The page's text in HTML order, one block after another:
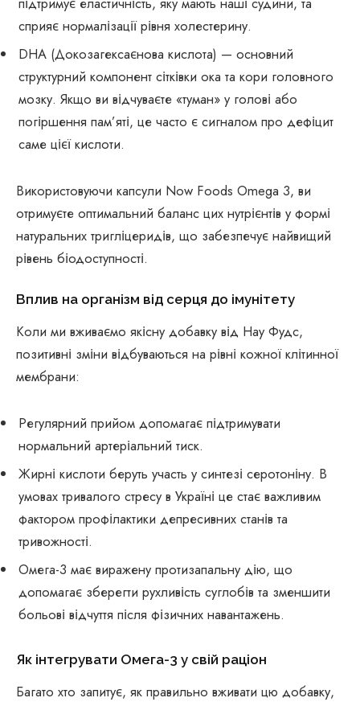
сприяє нормалізації рівня холестерину.
DHA (Докозагексаєнова кислота) — основний
структурний компонент сітківки ока та кори головного
мозку. Якщо ви відчуваєте «туман» у голові або
погіршення пам’яті, це часто є сигналом про дефіцит
саме цієї кислоти.
Використовуючи капсули Now Foods Omega 3, ви
отримуєте оптимальний баланс цих нутрієнтів у формі
натуральних тригліцеридів, що забезпечує найвищий
рівень біодоступності.
Вплив на організм від серця до імунітету
Коли ми вживаємо якісну добавку від Нау Фудс,
позитивні зміни відбуваються на рівні кожної клітинної
мембрани:
Регулярний прийом допомагає підтримувати
нормальний артеріальний тиск.
Жирні кислоти беруть участь у синтезі серотоніну. В
умовах тривалого стресу в Україні це стає важливим
фактором профілактики депресивних станів та
тривожності.
Омега-3 має виражену протизапальну дію, що
допомагає зберегти рухливість суглобів та зменшити
больові відчуття після фізичних навантажень.
Як інтегрувати Омега-3 у свій раціон
Багато хто запитує, як правильно вживати цю добавку,